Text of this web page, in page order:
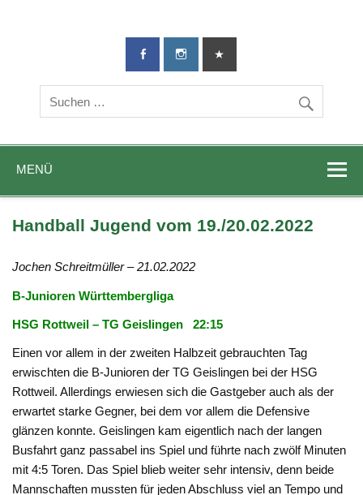
TG-Geislingen
DIE Sportadresse in Geislingen!
MENÜ
Handball Jugend vom 19./20.02.2022
Jochen Schreitmüller – 21.02.2022
B-Junioren Württembergliga
HSG Rottweil – TG Geislingen 22:15
Einen vor allem in der zweiten Halbzeit gebrauchten Tag
erwischten die B-Junioren der TG Geislingen bei der HSG
Rottweil. Allerdings erwiesen sich die Gastgeber auch als der
erwartet starke Gegner, bei dem vor allem die Defensive
glänzen konnte. Geislingen kam eigentlich nach der langen
Busfahrt ganz passabel ins Spiel und führte nach zwölf Minuten
mit 4:5 Toren. Das Spiel blieb weiter sehr intensiv, denn beide
Mannschaften mussten für jeden Abschluss viel an Tempo und